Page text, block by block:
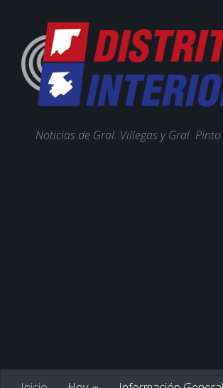
Noticias de Gral. Villegas y Gral. Pinto